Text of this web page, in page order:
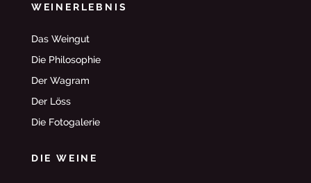
WEINERLEBNIS
Das Weingut
Die Philosophie
Der Wagram
Der Löss
Die Fotogalerie
DIE WEINE